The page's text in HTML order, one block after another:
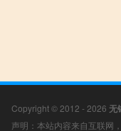
Copyright © 2012 - 2026 无
声明：本站内容来自互联网